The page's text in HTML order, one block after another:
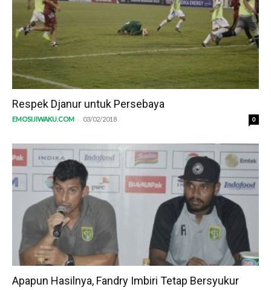
Respek Djanur untuk Persebaya
EMOSIJIWAKU.COM - 03/02/2018 0
Apapun Hasilnya, Fandry Imbiri Tetap Bersyukur